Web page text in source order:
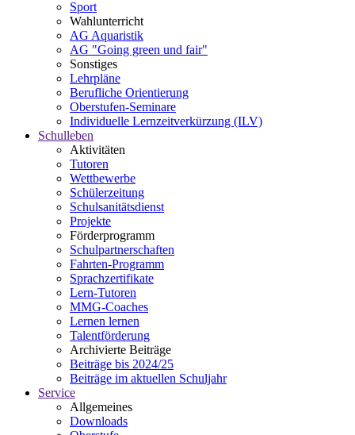
Sport
Wahlunterricht
AG Aquaristik
AG "Going green und fair"
Sonstiges
Lehrpläne
Berufliche Orientierung
Oberstufen-Seminare
Individuelle Lernzeitverkürzung (ILV)
Schulleben
Aktivitäten
Tutoren
Wettbewerbe
Schülerzeitung
Schulsanitätsdienst
Projekte
Förderprogramm
Schulpartnerschaften
Fahrten-Programm
Sprachzertifikate
Lern-Tutoren
MMG-Coaches
Lernen lernen
Talentförderung
Archivierte Beiträge
Beiträge bis 2024/25
Beiträge im aktuellen Schuljahr
Service
Allgemeines
Downloads